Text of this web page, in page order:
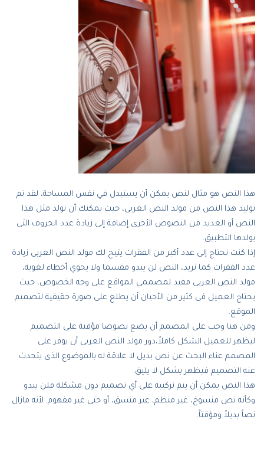
هذا النص هو مثال لنص يمكن أن يستبدل في نفس المساحة، لقد تم
توليد هذا النص من مولد النص العربى، حيث يمكنك أن تولد مثل هذا
النص أو العديد من النصوص الأخرى إضافة إلى زيادة عدد الحروف التى
يولدها التطبيق.
إذا كنت تحتاج إلى عدد أكبر من الفقرات يتيح لك مولد النص العربى زيادة
عدد الفقرات كما تريد، النص لن يبدو مقسما ولا يحوي أخطاء لغوية،
مولد النص العربى مفيد لمصممي المواقع على وجه الخصوص، حيث
يحتاج العميل فى كثير من الأحيان أن يطلع على صورة حقيقية لتصميم
الموقع.
ومن هنا وجب على المصمم أن يضع نصوصا مؤقتة على التصميم
ليظهر للعميل الشكل كاملاً،دور مولد النص العربى أن يوفر على
المصمم عناء البحث عن نص بديل لا علاقة له بالموضوع الذى يتحدث
عنه التصميم فيظهر بشكل لا يليق.
هذا النص يمكن أن يتم تركيبه على أي تصميم دون مشكلة فلن يبدو
وكأنه نص منسوخ، غير منظم، غير منسق، أو حتى غير مفهوم. لأنه مازال
نصاً بديلاً ومؤقتاً.